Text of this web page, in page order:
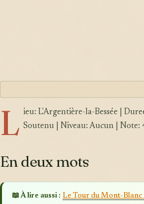
L ieu: L'Argentière-la-Bessée |
Soutenu | Niveau: Aucun | Note:
En deux mots
📖 À lire aussi : Le Tour du Mont-Blanc